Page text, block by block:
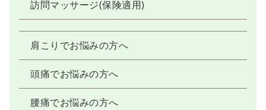
訪問マッサージ(保険適用)
肩こりでお悩みの方へ
頭痛でお悩みの方へ
腰痛でお悩みの方へ